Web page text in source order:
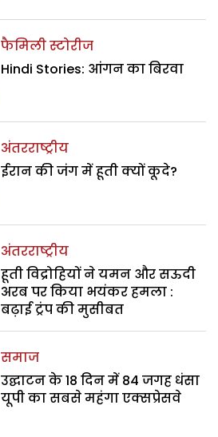
फैमिली स्टोरीज
Hindi Stories: आंगन का बिरवा
अंतरराष्ट्रीय
ईरान की जंग में हूती क्यों कूदे?
अंतरराष्ट्रीय
हूती विद्रोहियों ने यमन और सऊदी
अरब पर किया भयंकर हमला :
बढ़ाई ट्रंप की मुसीबत
समाज
उद्घाटन के 18 दिन में 84 जगह धंसा
यूपी का सबसे महंगा एक्सप्रेसवे